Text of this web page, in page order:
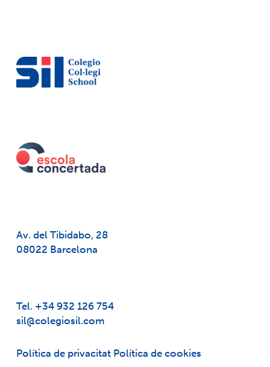
Av. del Tibidabo, 28
08022 Barcelona
Tel. +34 932 126 754
sil@colegiosil.com
Política de privacitat Política de cookies